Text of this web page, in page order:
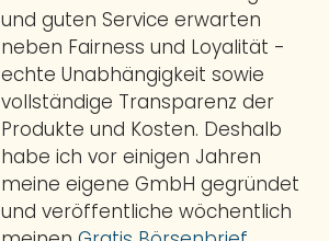
und guten Service erwarten
neben Fairness und Loyalität -
echte Unabhängigkeit sowie
vollständige Transparenz der
Produkte und Kosten. Deshalb
habe ich vor einigen Jahren
meine eigene GmbH gegründet
und veröffentliche wöchentlich